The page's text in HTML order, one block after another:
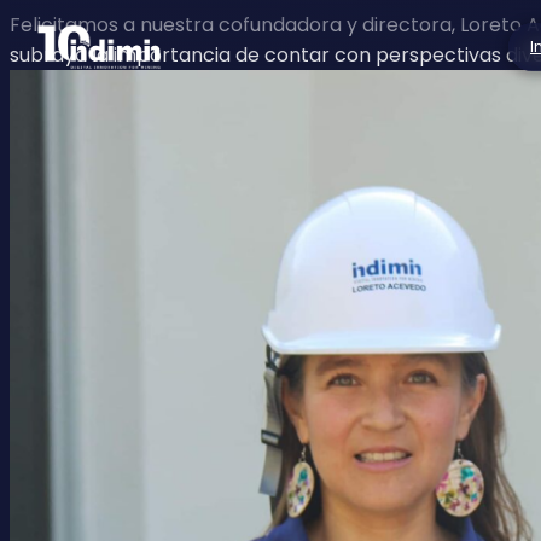
Felicitamos a nuestra cofundadora y directora, Loreto
subraya la importancia de contar con perspectivas